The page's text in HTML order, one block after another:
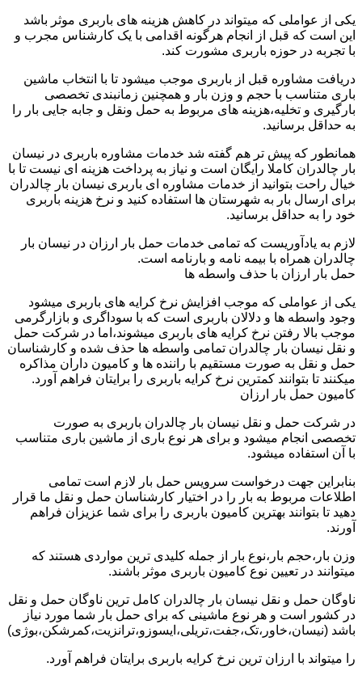
یکی از عواملی که میتواند در کاهش هزینه های باربری موثر باشد
این است که قبل از انجام هرگونه اقدامی با یک کارشناس مجرب و
با تجربه در حوزه باربری مشورت کند.
دریافت مشاوره قبل از باربری موجب میشود تا با انتخاب ماشین
باری متناسب با حجم و وزن بار و همچنین زمانبندی تخصصی
بارگیری و تخلیه،هزینه های مربوط به حمل ونقل و جابه جایی بار را
به حداقل برسانید.
همانطور که پیش تر هم گفته شد خدمات مشاوره باربری در نیسان
بار چالدران کاملا رایگان است و نیاز به پرداخت هزینه ای نیست تا با
خیال راحت بتوانید از خدمات مشاوره ای باربری نیسان بار چالدران
برای ارسال بار به شهرستان ها استفاده کنید و نرخ هزینه باربری
خود را به حداقل برسانید.
لازم به یادآوریست که تمامی خدمات حمل بار ارزان در نیسان بار
چالدران همراه با بیمه نامه و بارنامه است.
حمل بار ارزان با حذف واسطه ها
یکی از عواملی که موجب افزایش نرخ کرایه های باربری میشود
وجود واسطه ها و دلالان باربری است که با سوداگری و بازارگرمی
موجب بالا رفتن نرخ کرایه های باربری میشوند،اما در شرکت حمل
و نقل نیسان بار چالدران تمامی واسطه ها حذف شده و کارشناسان
حمل و نقل به صورت مستقیم با راننده ها و کامیون داران مذاکره
میکنند تا بتوانند کمترین نرخ کرایه باربری را برایتان فراهم آورد.
کامیون حمل بار ارزان
در شرکت حمل و نقل نیسان بار چالدران باربری به صورت
تخصصی انجام میشود و برای هر نوع باری از ماشین باری متناسب
با آن استفاده میشود.
بنابراین جهت درخواست سرویس حمل بار لازم است تمامی
اطلاعات مربوط به بار را در اختیار کارشناسان حمل و نقل ما قرار
دهید تا بتوانند بهترین کامیون باربری را برای شما عزیزان فراهم
آورند.
وزن بار،حجم بار،نوع بار از جمله کلیدی ترین مواردی هستند که
میتوانند در تعیین نوع کامیون باربری موثر باشند.
ناوگان حمل و نقل نیسان بار چالدران کامل ترین ناوگان حمل و نقل
در کشور است و هر نوع ماشینی که برای حمل بار شما مورد نیاز
باشد (نیسان،خاور،تک،جفت،تریلی،ایسوزو،ترانزیت،کمرشکن،بوژی)
را میتواند با ارزان ترین نرخ کرایه باربری برایتان فراهم آورد.